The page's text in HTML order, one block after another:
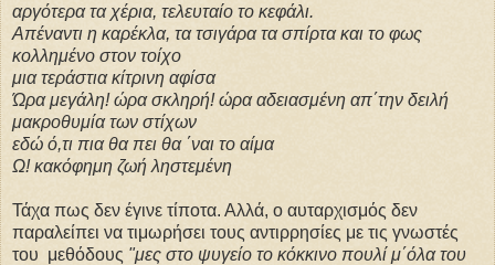
αργότερα τα χέρια, τελευταίο το κεφάλι.
Απέναντι η καρέκλα, τα τσιγάρα τα σπίρτα και το φως
κολλημένο στον τοίχο
μια τεράστια κίτρινη αφίσα
Ώρα μεγάλη! ώρα σκληρή! ώρα αδειασμένη απ΄την δειλή
μακροθυμία των στίχων
εδώ ό,τι πια θα πει θα ΄ναι το αίμα
Ω! κακόφημη ζωή ληστεμένη
Τάχα πως δεν έγινε τίποτα. Αλλά, ο αυταρχισμός δεν
παραλείπει να τιμωρήσει τους αντιρρησίες με τις γνωστές
του μεθόδους "μες στο ψυγείο το κόκκινο πουλί μ΄όλα του